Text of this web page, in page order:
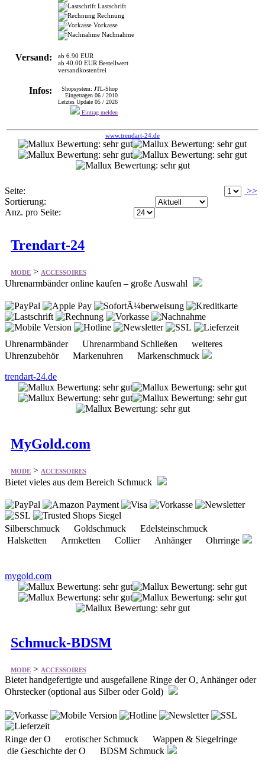
Lastschrift
Rechnung
Vorkasse
Nachnahme
Versand:
ab 6.90 EUR
ab 40.00 EUR Bestellwert
versandkostenfrei
Infos:
Shopsystem: JTL-Shop
Eingetragen 06 / 2010
Letztes Update 05 / 2026
Eintrag melden
www.trendart-24.de
Seite:
>>
Sortierung:
Anz. pro Seite:
Trendart-24
MODE > ACCESSOIRES
Uhrenarmbänder online kaufen – große Auswahl
Uhrenarmbänder Uhrenarmband Schließen weiteres
Uhrenzubehör Markenuhren Markenschmuck
trendart-24.de
MyGold.com
MODE > ACCESSOIRES
Bietet vieles aus dem Bereich Schmuck
Silberschmuck Goldschmuck Edelsteinschmuck
Halsketten Armketten Collier Anhänger Ohrringe
mygold.com
Schmuck-BDSM
MODE > ACCESSOIRES
Bietet handgefertigte und ausgefallene Ringe der O, Anhänger oder
Ohrstecker (optional aus Silber oder Gold)
Ringe der O erotischer Schmuck Wappen & Siegelringe
die Geschichte der O BDSM Schmuck